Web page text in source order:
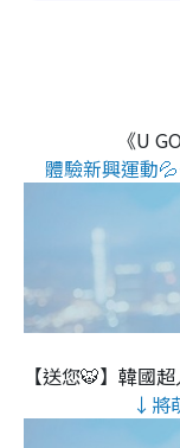
《U
體驗新興運動
【送您🐯】韓國
↓將